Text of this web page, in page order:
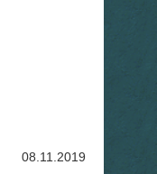
08.11.2019